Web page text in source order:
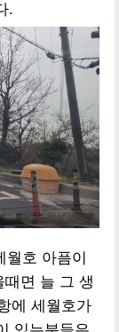
.
호 아픔이
면 늘 그 생
에 세월호가